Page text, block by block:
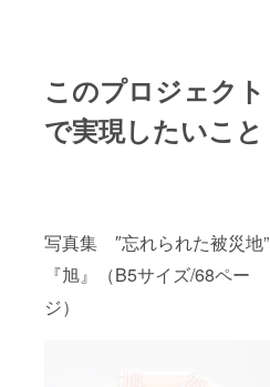
このプロジェクト
で実現したいこと
写真集 ″忘れられた被災地”
『旭』（B5サイズ/68ペー
ジ）